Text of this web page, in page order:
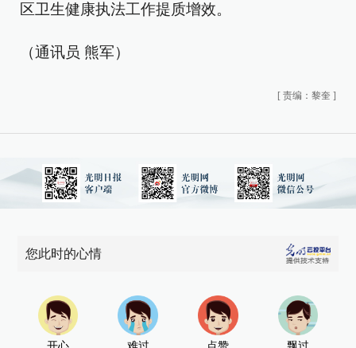
区卫生健康执法工作提质增效。
（通讯员 熊军）
[ 责编：黎奎 ]
您此时的心情